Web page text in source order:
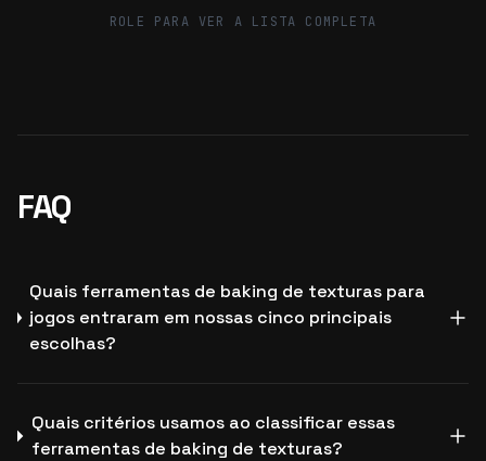
ROLE PARA VER A LISTA COMPLETA
FAQ
Quais ferramentas de baking de texturas para
jogos entraram em nossas cinco principais
escolhas?
Quais critérios usamos ao classificar essas
ferramentas de baking de texturas?